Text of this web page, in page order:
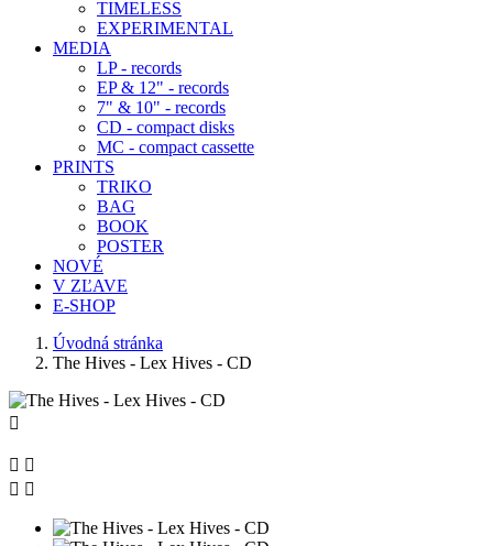
TIMELESS
EXPERIMENTAL
MEDIA
LP - records
EP & 12" - records
7" & 10" - records
CD - compact disks
MC - compact cassette
PRINTS
TRIKO
BAG
BOOK
POSTER
NOVÉ
V ZĽAVE
E-SHOP
Úvodná stránka
The Hives - Lex Hives - CD

 
 